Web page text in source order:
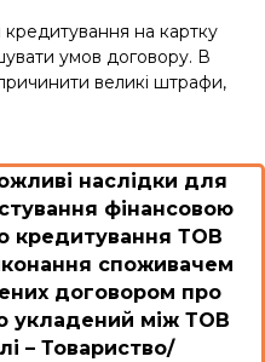
на картку
умов договору. В
великі штрафи,
наслідки для
фінансовою
кредитування ТОВ
споживачем
договором про
укладений між ТОВ
– Товариство/